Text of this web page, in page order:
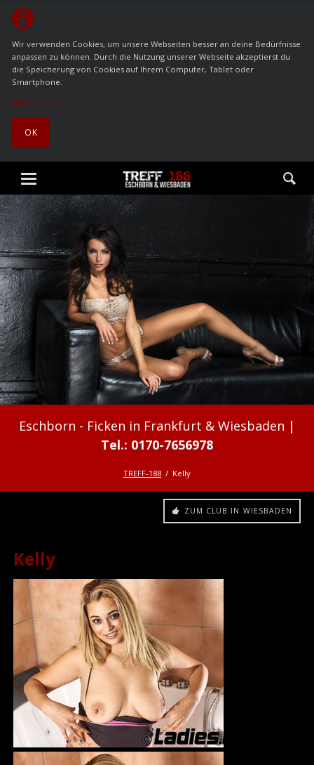
Wir verwenden Cookies, um unsere Webseiten besser an deine Bedürfnisse
anpassen zu können. Durch die Nutzung unserer Webseite akzeptierst du
die Speicherung von Cookies auf Ihrem Computer, Tablet oder
Smartphone.
Mehr Details
OK
Ficken in Frankfurt & Wiesbaden
TREFF-188 Kelly
ZUM CLUB IN WIESBADEN
Kelly